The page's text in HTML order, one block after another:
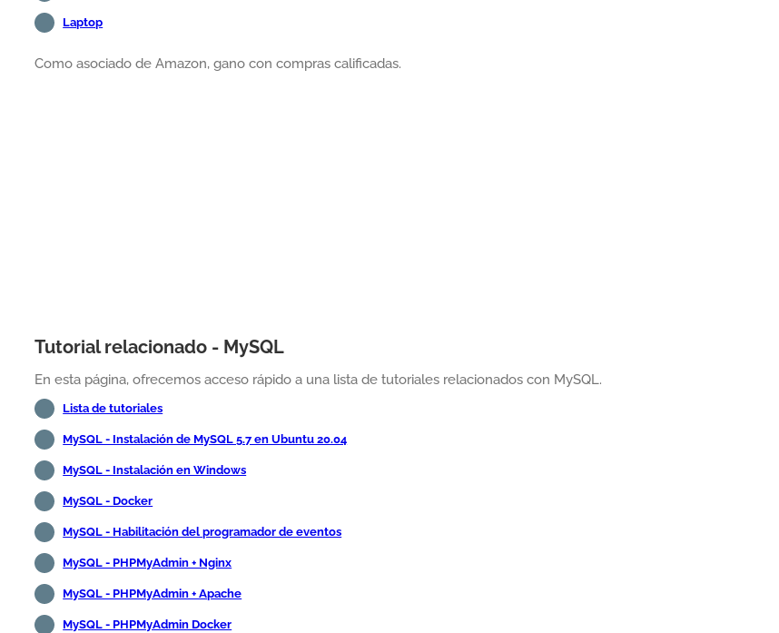
Laptop
Como asociado de Amazon, gano con compras calificadas.
Tutorial relacionado - MySQL
En esta página, ofrecemos acceso rápido a una lista de tutoriales relacionados con MySQL.
Lista de tutoriales
MySQL - Instalación de MySQL 5.7 en Ubuntu 20.04
MySQL - Instalación en Windows
MySQL - Docker
MySQL - Habilitación del programador de eventos
MySQL - PHPMyAdmin + Nginx
MySQL - PHPMyAdmin + Apache
MySQL - PHPMyAdmin Docker